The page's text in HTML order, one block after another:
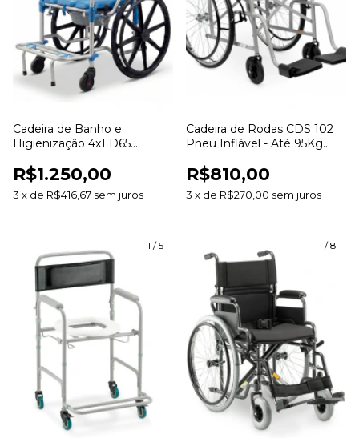
Cadeira de Banho e
Higienização 4x1 D65
R$1.250,00
3 x de R$416,67 sem juros
Cadeira de Rodas CDS 102
Pneu Inflável - Até 95Kg
R$810,00
3 x de R$270,00 sem juros
1 /5 1 /8